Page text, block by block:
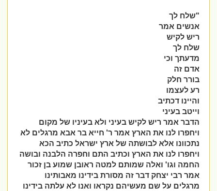
"שלח לך
אנשים אמר
ריש לקיש
שלח לך
מדעתך וכי
אדם זה
בורר חלק
רע לעצמו
והיינו דכתיב
וייטב בעיני
הדבר אמר ריש לקיש בעיני ולא בעיניו של מקום
ויחפרו לנו את הארץ אמר ר'חייא בר אבא מרגלים לא
נתכוונו אלא לבושתה של ארץ ישראל כתיב הכא
ויחפרו לנו את הארץ וכתיב התם וחפרה הלבנה ובושה
החמה וגו'ואלה שמותם למטה ראובן שמוע בן זכור
אמר רבי יצחק דבר זה מסורת בידינו מאבותינו
מרגלים על שם מעשיהם נקראו ואנו לא עלתה בידינו